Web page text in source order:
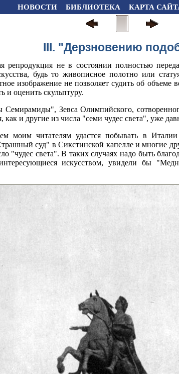
НОВОСТИ БИБЛИОТЕКА КАРТА
III. "Дерзновению
репродукция не в состоянии полностью
будь то живописное полотно или
изображение не позволяет судить об объеме
и оценить скульптуру.
Зевса Олимпийского,
как и другие из числа "семи чудес света", уже
моим читателям удастся побывать в
суд" в Сикстинской капелле и многие
"чудес света". В таких случаях надо быть
искусством, увидели бы